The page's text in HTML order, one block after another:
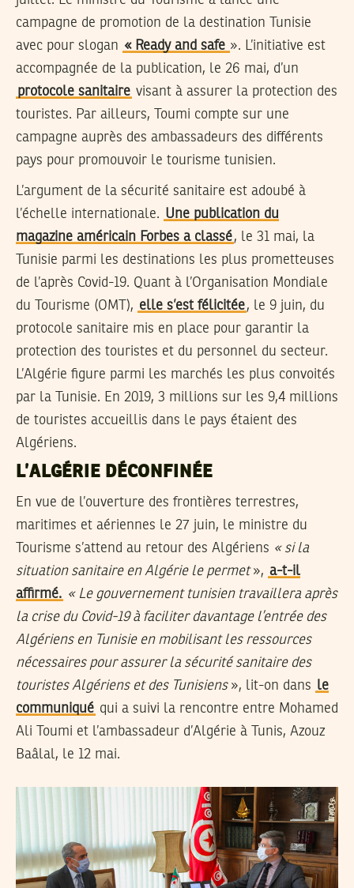
campagne de promotion de la destination Tunisie
avec pour slogan « Ready and safe ». L’initiative est
accompagnée de la publication, le 26 mai, d’un
protocole sanitaire visant à assurer la protection des
touristes. Par ailleurs, Toumi compte sur une
campagne auprès des ambassadeurs des différents
pays pour promouvoir le tourisme tunisien.
L’argument de la sécurité sanitaire est adoubé à
l’échelle internationale. Une publication du
magazine américain Forbes a classé, le 31 mai, la
Tunisie parmi les destinations les plus prometteuses
de l’après Covid-19. Quant à l’Organisation Mondiale
du Tourisme (OMT), elle s’est félicitée, le 9 juin, du
protocole sanitaire mis en place pour garantir la
protection des touristes et du personnel du secteur.
L’Algérie figure parmi les marchés les plus convoités
par la Tunisie. En 2019, 3 millions sur les 9,4 millions
de touristes accueillis dans le pays étaient des
Algériens.
L’ALGÉRIE DÉCONFINÉE
En vue de l’ouverture des frontières terrestres,
maritimes et aériennes le 27 juin, le ministre du
Tourisme s’attend au retour des Algériens « si la
situation sanitaire en Algérie le permet», a-t-il
affirmé. « Le gouvernement tunisien travaillera après
la crise du Covid-19 à faciliter davantage l’entrée des
Algériens en Tunisie en mobilisant les ressources
nécessaires pour assurer la sécurité sanitaire des
touristes Algériens et des Tunisiens», lit-on dans le
communiqué qui a suivi la rencontre entre Mohamed
Ali Toumi et l’ambassadeur d’Algérie à Tunis, Azouz
Baâlal, le 12 mai.